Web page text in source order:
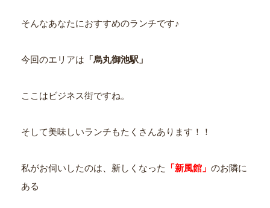
そんなあなたにおすすめのランチです♪
今回のエリアは 「烏丸御池駅」
ここはビジネス街ですね。
そして美味しいランチもたくさんあります！！
私がお伺いしたのは、新しくなった 「新風館」 のお隣に
ある